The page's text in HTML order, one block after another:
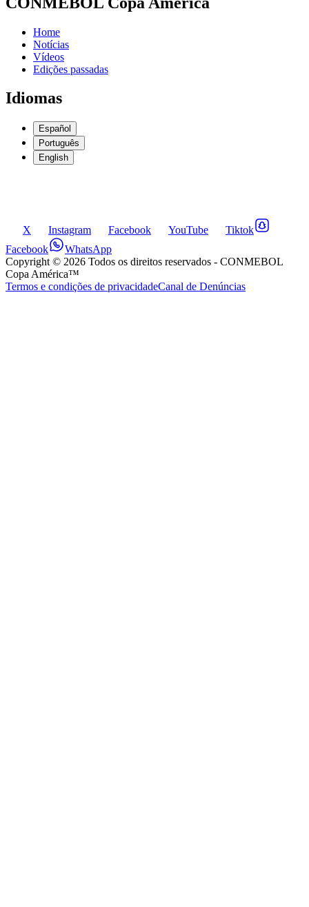
Home
Notícias
Vídeos
Edições passadas
Idiomas
Español
Português
English
X Instagram Facebook YouTube
Tiktok
Facebook
WhatsApp
Copyright © 2026 Todos os direitos reservados - CONMEBOL
Copa América™
Termos e condições de privacidadeCanal de Denúncias